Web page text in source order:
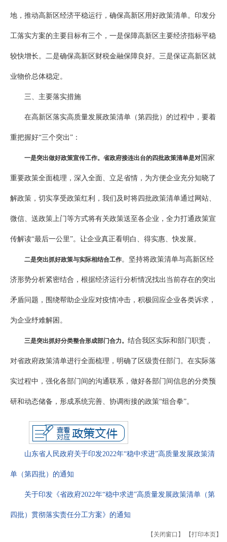
地，推动高新区经济平稳运行，确保高新区用好政策清单。印发分
工落实方案的主要目标有三个，一是保障高新区主要经济指标平稳
较快增长。二是确保高新区财税金融保障良好。三是保证高新区就
业物价总体稳定。
三、主要落实措施
在高新区落实高质量发展政策清单（第四批）的过程中，要着
重把握好“三个突出”：
一是突出做好政策宣传工作。省政府接连出台的四批政策清单是对 国家
重要政策全面梳理，深入全面、立足省情，为方便企业充分知晓了
解政策，切实享受政策红利，我们及时将四批政策清单通过网站、
微信、送政策上门等方式将有关政策送至各企业，全力打通政策宣
传解读“最后一公里”。让企业真正看明白、得实惠、快发展。
二是突出抓好政策与实际相结合工作。坚持将政策清单与高新区经
济形势分析紧密结合，根据经济运行分析情况找出当前存在的突出
矛盾问题，围绕帮助企业应对疫情冲击，积极回应企业各类诉求，
为企业纾难解困。
三是突出抓好分类整合形成部门合力。 结合我区实际和部门职责，
对省政府政策清单进行全面梳理，明确了区级责任部门。在实际落
实过程中，强化各部门间的沟通联系，做好各部门间信息的分类预
研和动态储备，形成系统完善、协调衔接的政策“组合拳”。
山东省人民政府关于印发2022年“稳中求进”高质量发展政策清
单（第四批）的通知
关于印发《省政府2022年“稳中求进”高质量发展政策清单（第
四批）贯彻落实责任分工方案》的通知
【关闭窗口】 【打印本页】